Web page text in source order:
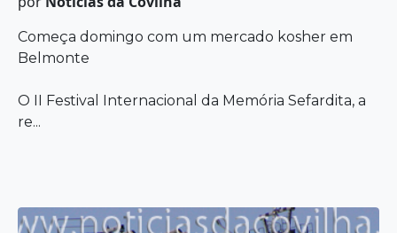
Começa domingo com um mercado kosher em
Belmonte
O II Festival Internacional da Memória Sefardita, a
re...